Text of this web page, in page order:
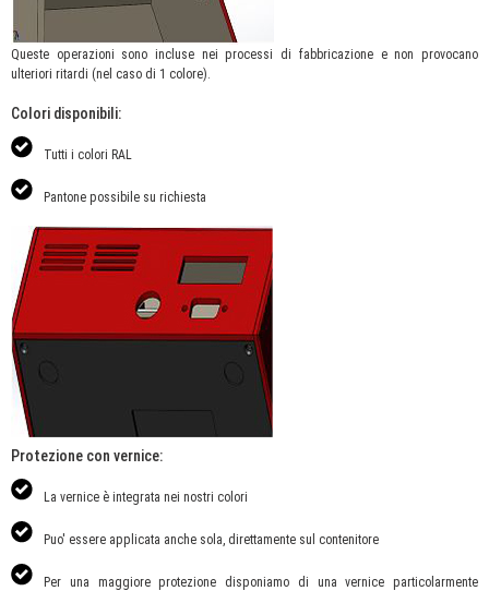
Queste operazioni sono incluse nei processi di fabbricazione e non provocano
ulteriori ritardi (nel caso di 1 colore).
Colori disponibili:
Tutti i colori RAL
Pantone possibile su richiesta
Protezione con vernice:
La vernice è integrata nei nostri colori
Puo' essere applicata anche sola, direttamente sul contenitore
Per una maggiore protezione disponiamo di una vernice particolarmente